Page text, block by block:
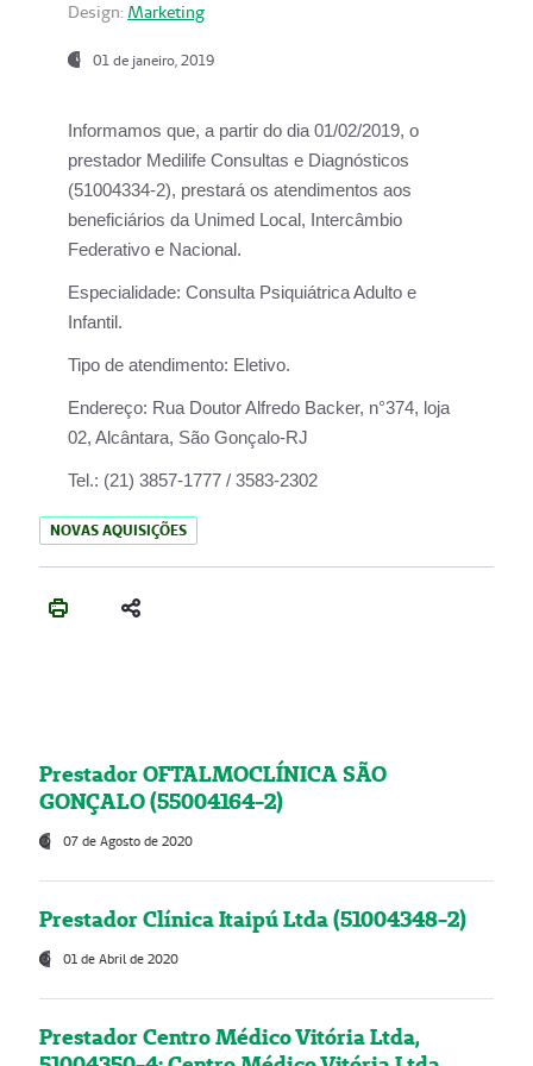
Design: Marketing
01 de janeiro, 2019
Informamos que, a partir do dia 01/02/2019, o
prestador Medilife Consultas e Diagnósticos
(51004334-2), prestará os atendimentos aos
beneficiários da Unimed Local, Intercâmbio
Federativo e Nacional.
Especialidade: Consulta Psiquiátrica Adulto e
Infantil.
Tipo de atendimento: Eletivo.
Endereço: Rua Doutor Alfredo Backer, n°374, loja
02, Alcântara, São Gonçalo-RJ
Tel.: (21) 3857-1777 / 3583-2302
NOVAS AQUISIÇÕES
Prestador OFTALMOCLÍNICA SÃO
GONÇALO (55004164-2)
07 de Agosto de 2020
Prestador Clínica Itaipú Ltda (51004348-2)
01 de Abril de 2020
Prestador Centro Médico Vitória Ltda,